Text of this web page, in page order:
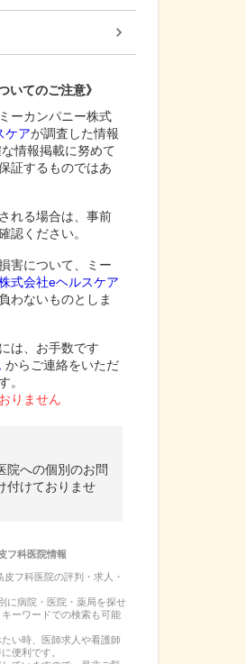
いてのご注意》
ーカンパニー株式
ケアが調査した情報
情報掲載に努めて
証するものではあ
れる場合は、事前
認ください。
害について、ミー
式会社eヘルスケア
わないものとしま
は、お手数です
からご連絡をいただ
。
りません
院への個別のお問
付けておりませ
フ科医院情報
皮フ科医院の評判・求人・
に病院・医院・薬局を探せ
ーワードでの検索も可能
い時、医師求人や看護師
便利です。